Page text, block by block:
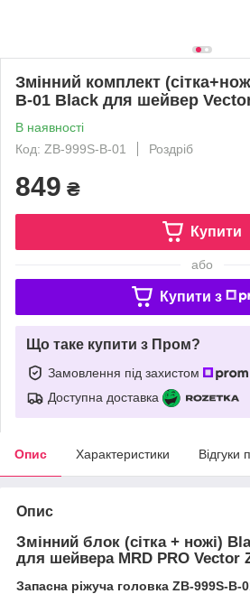
Змінний комплект
B-01 Black для шейвер
В наявності
Код: ZB-999S-B-01
Роздріб
849 ₴
Купити
або
Купити з
Що таке купити з Пром?
Замовлення під захистом
Доступна доставка
Опис Характеристики Відгуки
Опис
Змінний блок (сітка + ножі)
для шейвера MRD PRO Vector
Запасна ріжуча головка ZB-999S-B-